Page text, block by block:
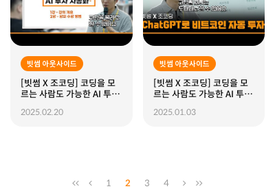
빗썸 아웃사이드
[빗썸 X 조코딩] 코딩을 모
르는 사람도 가능한 AI 투자
EP.1 강의개요 및 수강 방법
2025.02.20
빗썸 아웃사이드
[빗썸 X 조코딩] 코딩을 모
르는 사람도 가능한 AI 투자
2025.01.03
1 2 3 4